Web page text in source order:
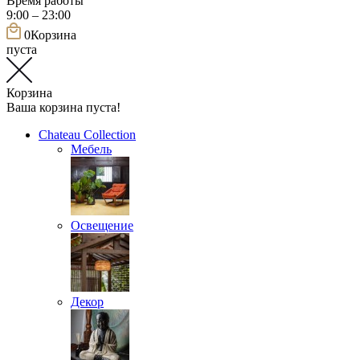
9:00 – 23:00
0Корзина
пуста
Корзина
Ваша корзина пуста!
Chateau Collection
Мебель
Освещение
Декор